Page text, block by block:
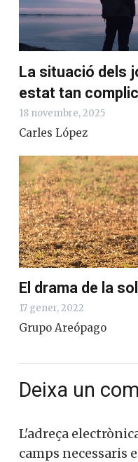
La situació dels
estat tan
18 novembre, 2025
Carles López
El drama de la
17 gener, 2022
Grupo Areópago
Deixa un
L'adreça
camps necessaris